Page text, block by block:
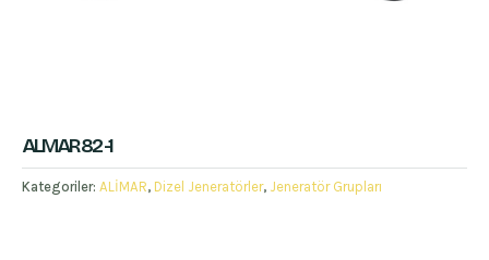
ALMAR 82 -1
Kategoriler: ALİMAR, Dizel Jeneratörler, Jeneratör Grupları